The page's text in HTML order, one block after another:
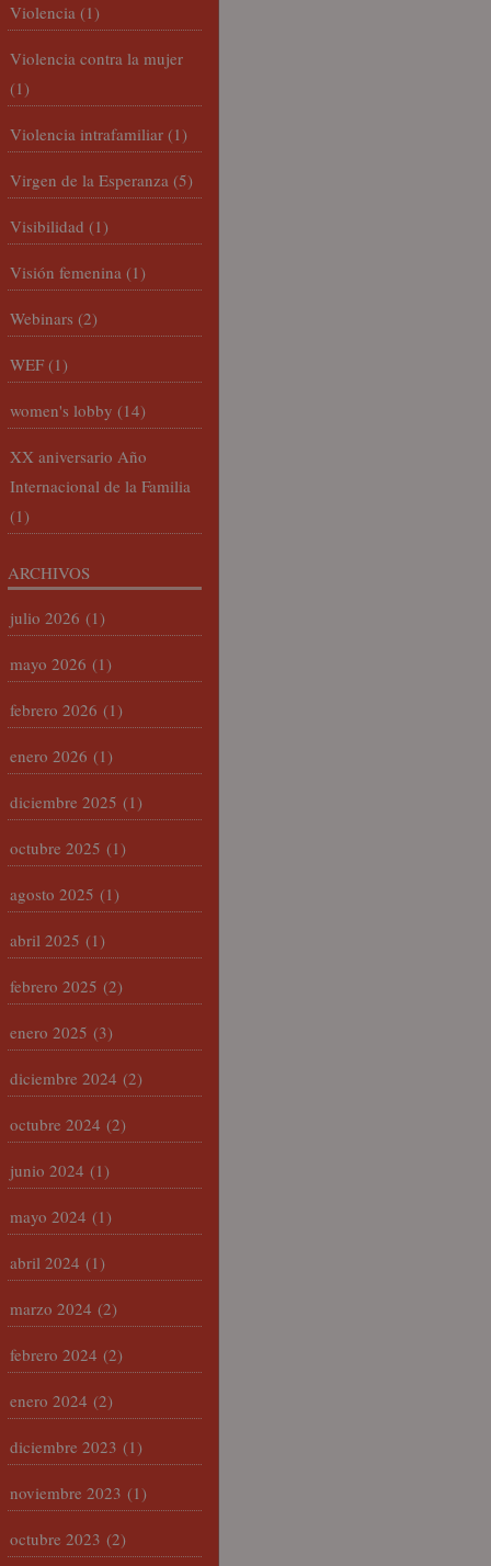
Violencia (1)
Violencia contra la mujer
(1)
Violencia intrafamiliar (1)
Virgen de la Esperanza (5)
Visibilidad (1)
Visión femenina (1)
Webinars (2)
WEF (1)
women's lobby (14)
XX aniversario Año
Internacional de la Familia
(1)
ARCHIVOS
julio 2026 (1)
mayo 2026 (1)
febrero 2026 (1)
enero 2026 (1)
diciembre 2025 (1)
octubre 2025 (1)
agosto 2025 (1)
abril 2025 (1)
febrero 2025 (2)
enero 2025 (3)
diciembre 2024 (2)
octubre 2024 (2)
junio 2024 (1)
mayo 2024 (1)
abril 2024 (1)
marzo 2024 (2)
febrero 2024 (2)
enero 2024 (2)
diciembre 2023 (1)
noviembre 2023 (1)
octubre 2023 (2)